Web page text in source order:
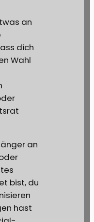
an
dich
Wahl
an
bist, du
hast